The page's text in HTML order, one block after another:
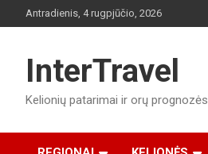
to
Antradienis, 4 rugpjūčio, 2026
InterTravel
Kelionių patarimai ir orų